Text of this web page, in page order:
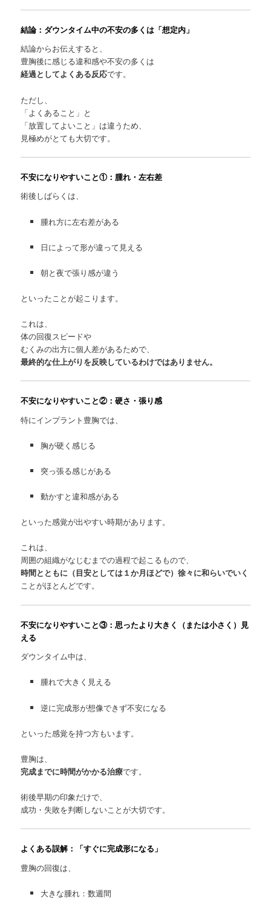
結論：ダウンタイム中の不安の多くは「想定内」
結論からお伝えすると、
豊胸後に感じる違和感や不安の多くは
経過としてよくある反応です。
ただし、
「よくあること」と
「放置してよいこと」は違うため、
見極めがとても大切です。
不安になりやすいこと①：腫れ・左右差
術後しばらくは、
腫れ方に左右差がある
日によって形が違って見える
朝と夜で張り感が違う
といったことが起こります。
これは、
体の回復スピードや
むくみの出方に個人差があるためで、
最終的な仕上がりを反映しているわけではありません。
不安になりやすいこと②：硬さ・張り感
特にインプラント豊胸では、
胸が硬く感じる
突っ張る感じがある
動かすと違和感がある
といった感覚が出やすい時期があります。
これは、
周囲の組織がなじむまでの過程で起こるもので、
時間とともに（目安としては１か月ほどで）徐々に和らいでいく
ことがほとんどです。
不安になりやすいこと③：思ったより大きく（または小さく）見
える
ダウンタイム中は、
腫れで大きく見える
逆に完成形が想像できず不安になる
といった感覚を持つ方もいます。
豊胸は、
完成までに時間がかかる治療です。
術後早期の印象だけで、
成功・失敗を判断しないことが大切です。
よくある誤解：「すぐに完成形になる」
豊胸の回復は、
大きな腫れ：数週間